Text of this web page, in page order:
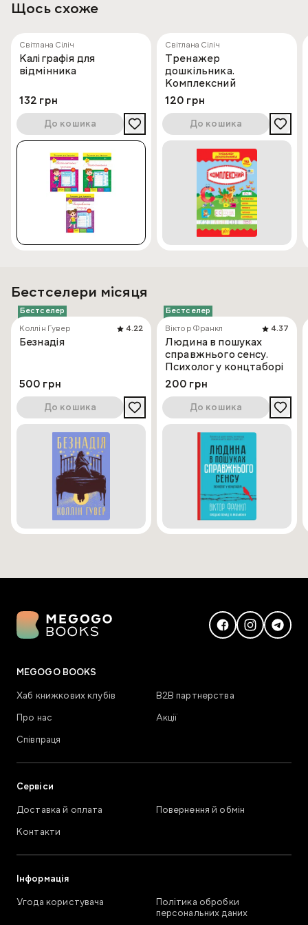
Щось схоже
Світлана Сіліч
Каліграфія для
відмінника
132 грн
До кошика
Світлана Сіліч
Тренажер
дошкільника.
Комплексний
120 грн
До кошика
Бестселери місяця
Бестселер
Коллін Гувер
4.22
Безнадія
500 грн
До кошика
Бестселер
Віктор Франкл
4.37
Людина в пошуках
справжнього сенсу.
Психолог у концтаборі
200 грн
До кошика
MEGOGO BOOKS
Хаб книжкових клубів
В2В партнерства
Про нас
Акції
Співпраця
Сервіси
Доставка й оплата
Повернення й обмін
Контакти
Інформація
Угода користувача
Політика обробки
персональних даних